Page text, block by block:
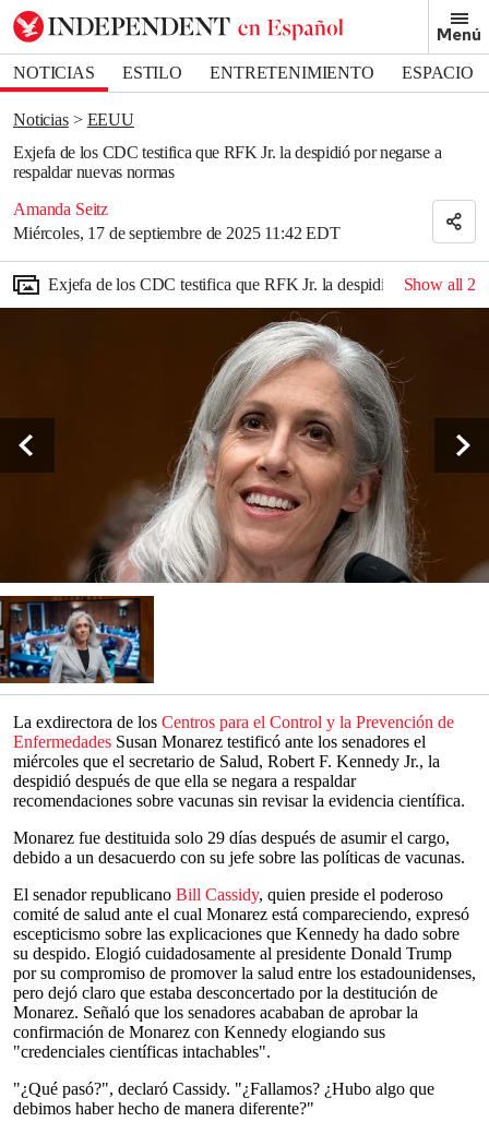
Menú
NOTICIAS ESTILO ENTRETENIMIENTO
ESPACIO
DEPORTES
Noticias
EEUU
Exjefa de los CDC testifica que RFK Jr. la despidió por negarse a
respaldar nuevas normas
Amanda Seitz
Miércoles, 17 de septiembre de 2025 11:42 EDT
Bookmark popover
Removed from bookmarks
Close popover
Exjefa de los CDC testifica que RFK Jr. la despidió por negarse
Show all 2
La exdirectora de los Centros para el Control y la Prevención de
Enfermedades Susan Monarez testificó ante los senadores el
miércoles que el secretario de Salud, Robert F. Kennedy Jr., la
despidió después de que ella se negara a respaldar
recomendaciones sobre vacunas sin revisar la evidencia científica.
Monarez fue destituida solo 29 días después de asumir el cargo,
debido a un desacuerdo con su jefe sobre las políticas de vacunas.
El senador republicano Bill Cassidy, quien preside el poderoso
comité de salud ante el cual Monarez está compareciendo, expresó
escepticismo sobre las explicaciones que Kennedy ha dado sobre
su despido. Elogió cuidadosamente al presidente Donald Trump
por su compromiso de promover la salud entre los estadounidenses,
pero dejó claro que estaba desconcertado por la destitución de
Monarez. Señaló que los senadores acababan de aprobar la
confirmación de Monarez con Kennedy elogiando sus
"credenciales científicas intachables".
"¿Qué pasó?", declaró Cassidy. "¿Fallamos? ¿Hubo algo que
debimos haber hecho de manera diferente?"